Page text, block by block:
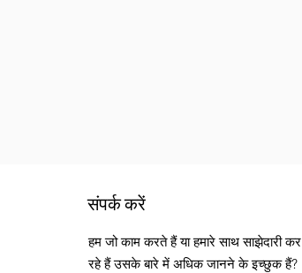
संपर्क करें
हम जो काम करते हैं या हमारे साथ साझेदारी कर
रहे हैं उसके बारे में अधिक जानने के इच्छुक हैं?